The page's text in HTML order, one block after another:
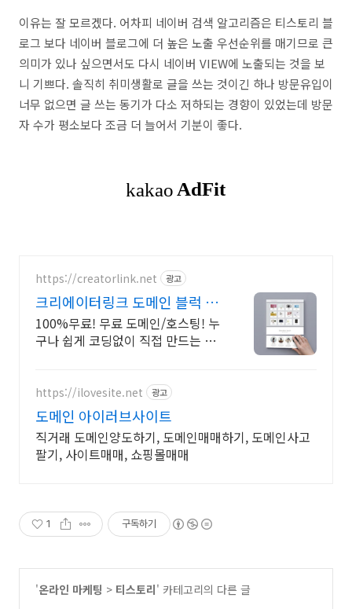
이유는 잘 모르겠다. 어차피 네이버 검색 알고리즘은 티스토리 블
로그 보다 네이버 블로그에 더 높은 노출 우선순위를 매기므로 큰
의미가 있나 싶으면서도 다시 네이버 VIEW에 노출되는 것을 보
니 기쁘다. 솔직히 취미생활로 글을 쓰는 것이긴 하나 방문유입이
너무 없으면 글 쓰는 동기가 다소 저하되는 경향이 있었는데 방문
자 수가 평소보다 조금 더 늘어서 기분이 좋다.
https://creatorlink.net 광고
크리에이터링크 도메인 블럭 쌓
기로 만드는 홈페이지
100%무료! 무료 도메인/호스팅! 누
구나 쉽게 코딩없이 직접 만드는 홈
크리에이터링크에서.
https://ilovesite.net 광고
도메인 아이러브사이트
직거래 도메인양도하기, 도메인매매하기, 도메인사고
팔기, 사이트매매, 쇼핑몰매매
1 구독하기
'온라인 마케팅 > 티스토리' 카테고리의 다른 글